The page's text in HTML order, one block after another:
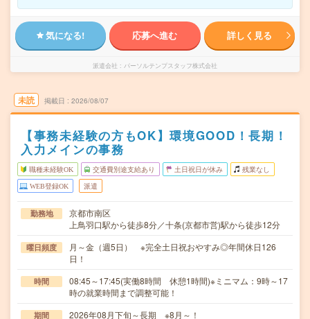
気になる! 応募へ進む 詳しく見る
派遣会社 パーソルテンプスタッフ株式会社
未読 掲載日 2026/08/07
【事務未経験の方もOK】環境GOOD！長期！
入力メインの事務
職種未経験OK 交通費別途支給あり 土日祝日が休み 残業なし
WEB登録OK 派遣
勤務地
京都市南区
上鳥羽口駅から徒歩8分／十条(京都市営)駅から徒歩12分
曜日頻度
月～金（週5日） ※完全土日祝おやすみ◎年間休日126
日！
時間
08:45～17:45(実働8時間 休憩1時間)※ミニマム：9時～17
時の就業時間まで調整可能！
期間 2026年08月下旬～長期 ※8月～！